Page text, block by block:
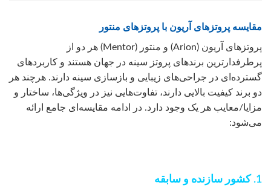
مقایسه پروتزهای آریون با پروتزهای منتور
پروتزهای آریون (Arion) و منتور (Mentor) هر دو از
پرطرفدارترین برندهای پروتز سینه در جهان هستند و کاربردهای
گسترده‌ای در جراحی‌های زیبایی و بازسازی سینه دارند. هرچند هر
دو برند کیفیت بالایی دارند، تفاوت‌هایی نیز در ویژگی‌ها، ساختار و
مزایا/معایب هر یک وجود دارد. در ادامه مقایسه‌ای جامع ارائه
می‌شود:
1. کشور سازنده و سابقه